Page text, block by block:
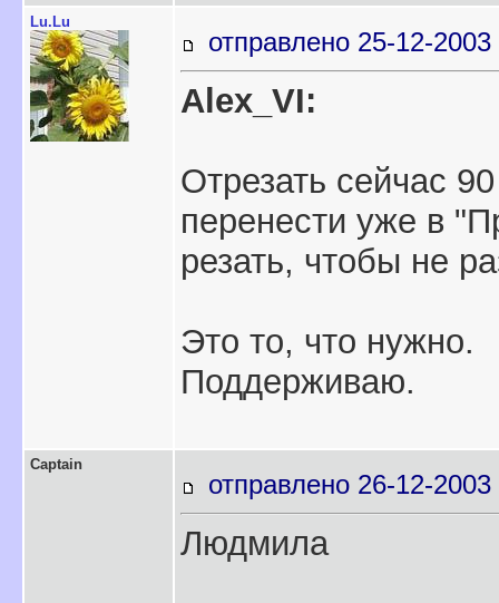
Lu.Lu
отправлено 25-12-
Alex_VI:
Отрезать сейчас
перенести уже в
резать, чтобы не
Это то, что нужно.
Поддерживаю.
Captain
отправлено 26-12-
Людмила